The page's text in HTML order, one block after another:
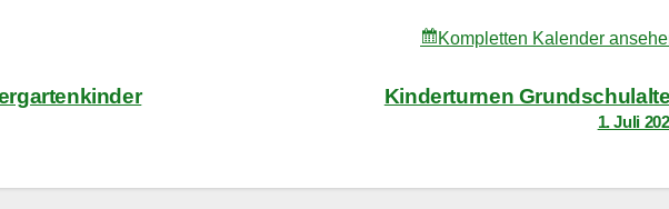
Kompletten Kalender
Kinderturnen
1. Juli